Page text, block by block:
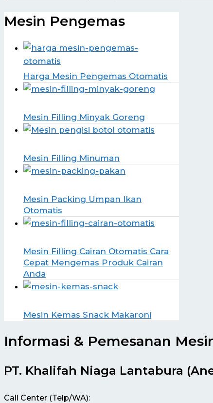
Mesin Pengemas
Harga Mesin Pengemas Otomatis
Mesin Filling Minyak Goreng
Mesin Filling Minuman
Mesin Packing Umpan Ikan
Otomatis
Mesin Filling Cairan Otomatis Cara
Cepat Mengemas Produk Cairan
Anda
Mesin Kemas Snack Makaroni
Informasi & Pemesanan
PT. Khalifah Niaga Lantabura
Call Center (Telp/WA):